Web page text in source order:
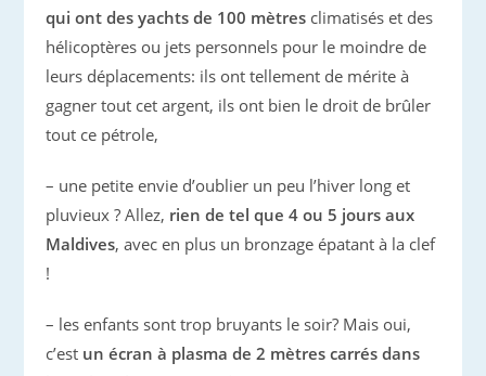
qui ont des yachts de 100 mètres climatisés et des
hélicoptères ou jets personnels pour le moindre de
leurs déplacements: ils ont tellement de mérite à
gagner tout cet argent, ils ont bien le droit de brûler
tout ce pétrole,
– une petite envie d’oublier un peu l’hiver long et
pluvieux ? Allez, rien de tel que 4 ou 5 jours aux
Maldives, avec en plus un bronzage épatant à la clef
!
– les enfants sont trop bruyants le soir? Mais oui,
c’est un écran à plasma de 2 mètres carrés dans